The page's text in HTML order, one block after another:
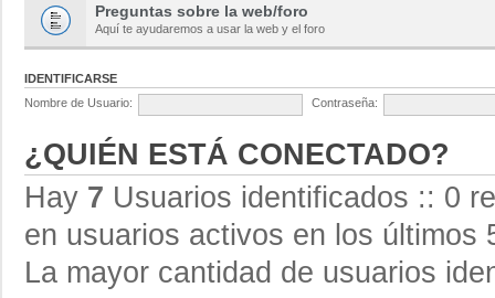
Preguntas sobre la web/foro
Aquí te ayudaremos a usar la web y el foro
IDENTIFICARSE
Nombre de Usuario:
Contraseña:
¿QUIÉN ESTÁ CONECTADO?
Hay 7 Usuarios identificados :: 0
en usuarios activos en los últimos
La mayor cantidad de usuarios